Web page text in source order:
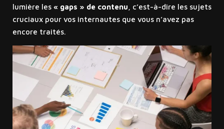
lumière les « gaps » de contenu , c’est-à-dire les sujets
cruciaux pour vos internautes que vous n’avez pas
encore traités.